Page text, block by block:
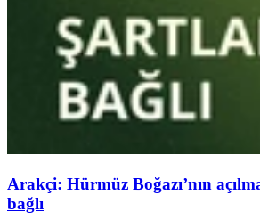
Arakçi: Hürmüz Boğazı’nın
bağlı